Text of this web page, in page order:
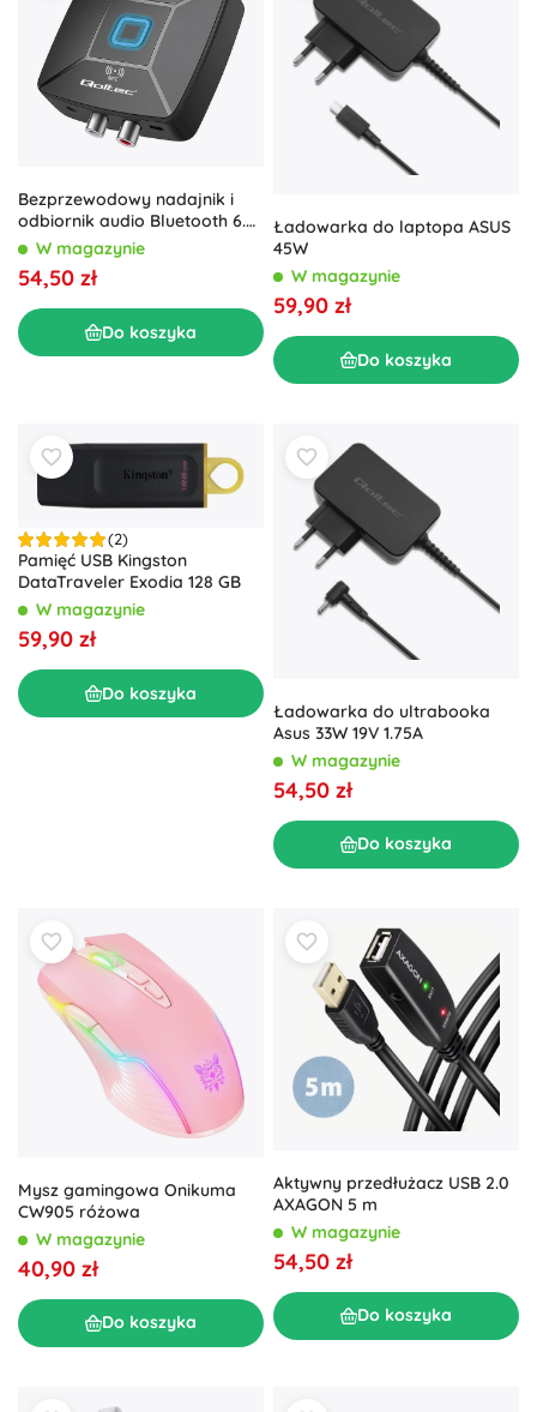
Bezprzewodowy nadajnik i
odbiornik audio Bluetooth 6.0
z NFC, RCA i złączem 3,5 mm, z
mikrofonem
W magazynie
54,50 zł
Do koszyka
Ładowarka do laptopa ASUS
45W
W magazynie
59,90 zł
Do koszyka
(2)
Pamięć USB Kingston
DataTraveler Exodia 128 GB
W magazynie
59,90 zł
Do koszyka
Ładowarka do ultrabooka
Asus 33W 19V 1.75A
W magazynie
54,50 zł
Do koszyka
Mysz gamingowa Onikuma
CW905 różowa
W magazynie
40,90 zł
Do koszyka
Aktywny przedłużacz USB 2.0
AXAGON 5 m
W magazynie
54,50 zł
Do koszyka